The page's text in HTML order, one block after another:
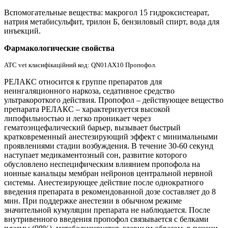
Вспомогательные вещества: макрогол 15 гидроксистеарат,
натрия метабисульфит, трилон Б, бензиловый спирт, вода для
инъекций.
Фармакологические свойства
АТС vet класифікаційний код: QN01AX10 Пропофол.
РЕЛАКС относится к группе препаратов для
неингаляционного наркоза, седативное средство
ультракороткого действия. Пропофол – действующее вещество
препарата РЕЛАКС – характеризуется высокой
липофильностью и легко проникает через
гематоэнцефалический барьер, вызывает быстрый
кратковременный анестезирующий эффект с минимальными
проявлениями стадии возбуждения. В течение 30-60 секунд
наступает медикаментозный сон, развитие которого
обусловлено неспецифическим влиянием пропофола на
ионные канальцы мембран нейронов центральной нервной
системы. Анестезирующее действие после однократного
введения препарата в рекомендованной дозе составляет до 8
мин. При поддержке анестезии в обычном режиме
значительной кумуляции препарата не наблюдается. После
внутривенного введения пропофол связывается с белками